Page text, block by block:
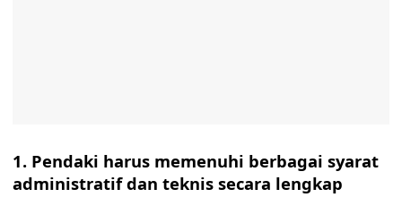
1. Pendaki harus memenuhi berbagai syarat
administratif dan teknis secara lengkap